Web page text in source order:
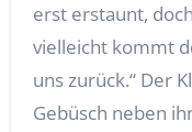
erst erstaunt,
vielleicht kommt
uns zurück.“ Der
Gebüsch neben